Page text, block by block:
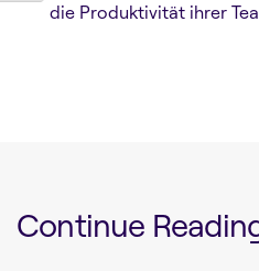
die Produktivität ihrer
Continue